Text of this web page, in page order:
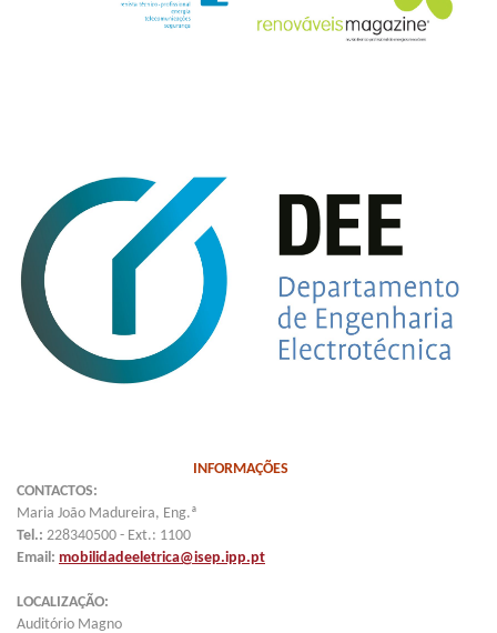
INFORMAÇÕES
CONTACTOS:
Maria João Madureira, Eng.ª
Tel.: 228340500 - Ext.: 1100
Email: mobilidadeeletrica@isep.ipp.pt
LOCALIZAÇÃO:
Auditório Magno